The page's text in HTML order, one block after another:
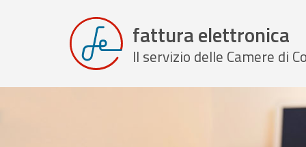
fattura elettronica
Il servizio delle Camere di